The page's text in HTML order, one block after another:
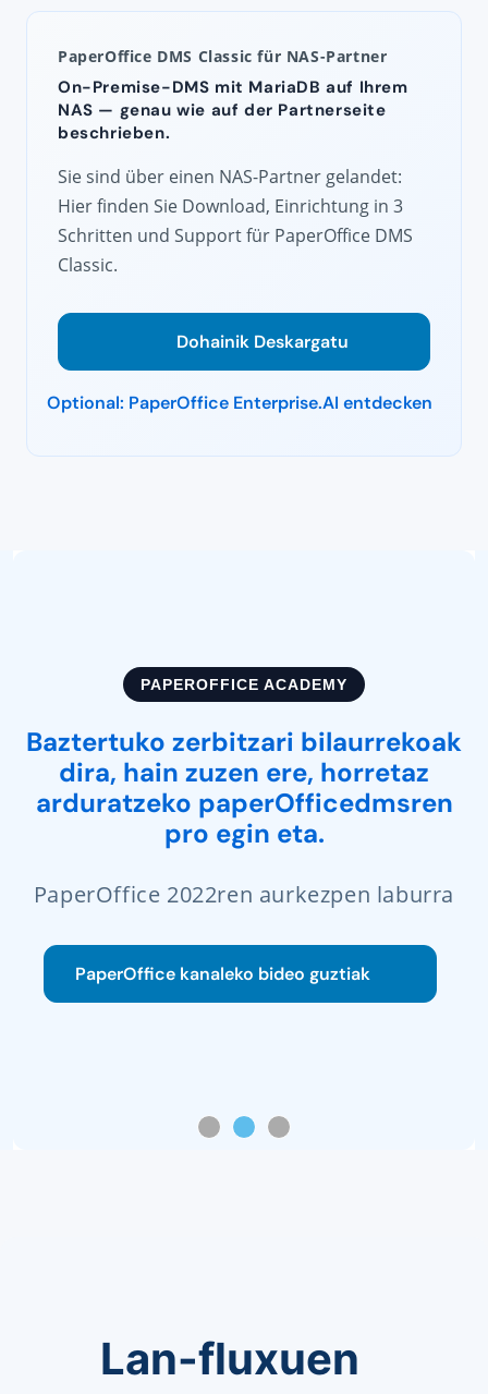
PaperOffice DMS Classic für NAS-Partner
On-Premise-DMS mit MariaDB auf Ihrem
NAS — genau wie auf der Partnerseite
beschrieben.
Sie sind über einen NAS-Partner gelandet:
Hier finden Sie Download, Einrichtung in 3
Schritten und Support für PaperOffice DMS
Classic.
Dohainik Deskargatu
Optional: PaperOffice Enterprise.AI entdecken
PAPEROFFICE ACADEMY
Baztertuko zerbitzari bilaurrekoak
dira, hain zuzen ere, horretaz
arduratzeko paperOfficedmsren
pro egin eta.
PaperOffice 2022ren aurkezpen laburra
PaperOffice kanaleko bideo guztiak
Lan-fluxuen